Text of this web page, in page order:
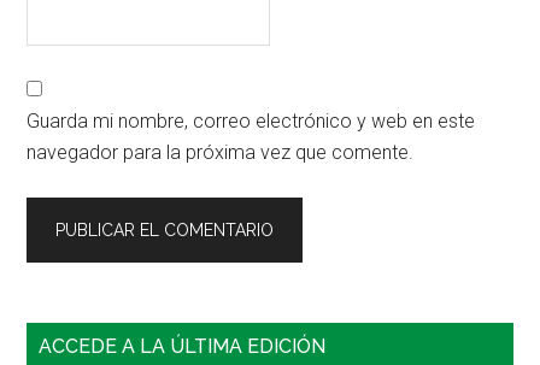
Guarda mi nombre, correo electrónico y web en este
navegador para la próxima vez que comente.
Barra
ACCEDE A LA ÚLTIMA EDICIÓN